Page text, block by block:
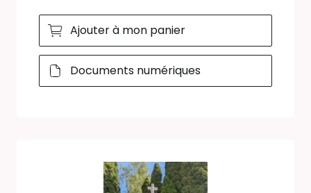
Ajouter à mon panier
Documents numériques